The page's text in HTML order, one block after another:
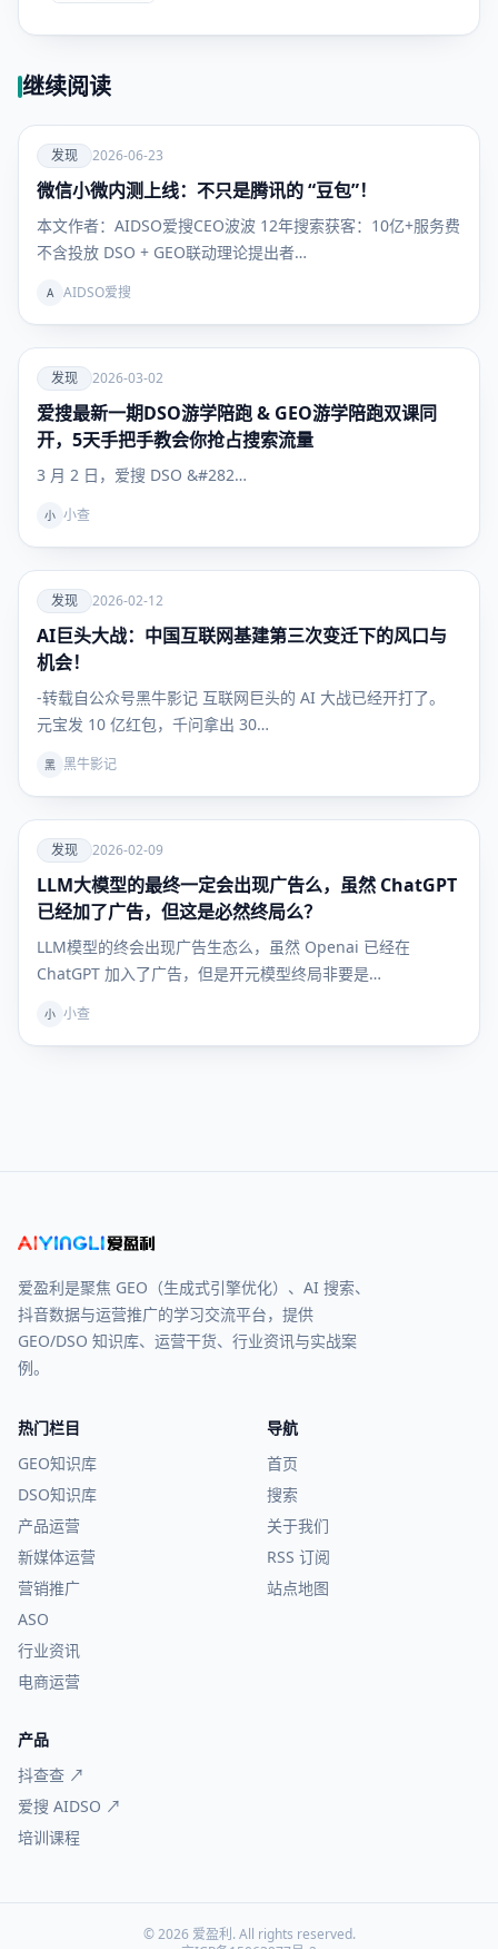
继续阅读
爱
发现
发现 2026-06-23
微信小微内测上线：不只是腾讯的 “豆包”！
本文作者：AIDSO爱搜CEO波波 12年搜索获客：10亿+服务费
不含投放 DSO + GEO联动理论提出者…
A AIDSO爱搜
爱
发现
发现 2026-03-02
爱搜最新一期DSO游学陪跑 & GEO游学陪跑双课同
开，5天手把手教会你抢占搜索流量
3 月 2 日，爱搜 DSO &#282…
小 小查
爱
发现
发现 2026-02-12
AI巨头大战：中国互联网基建第三次变迁下的风口与
机会！
-转载自公众号黑牛影记 互联网巨头的 AI 大战已经开打了。
元宝发 10 亿红包，千问拿出 30…
黑 黑牛影记
爱
发现
发现 2026-02-09
LLM大模型的最终一定会出现广告么，虽然 ChatGPT
已经加了广告，但这是必然终局么？
LLM模型的终会出现广告生态么，虽然 Openai 已经在
ChatGPT 加入了广告，但是开元模型终局非要是…
小 小查
爱盈利是聚焦 GEO（生成式引擎优化）、AI 搜索、
抖音数据与运营推广的学习交流平台，提供
GEO/DSO 知识库、运营干货、行业资讯与实战案
例。
热门栏目
GEO知识库
DSO知识库
产品运营
新媒体运营
营销推广
ASO
行业资讯
电商运营
导航
首页
搜索
关于我们
RSS 订阅
站点地图
产品
抖查查 ↗
爱搜 AIDSO ↗
培训课程
© 2026 爱盈利. All rights reserved.